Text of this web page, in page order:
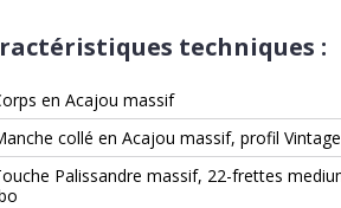
techniques :
en Acajou massif
collé en Acajou massif, profil
Palissandre massif, 22-frettes